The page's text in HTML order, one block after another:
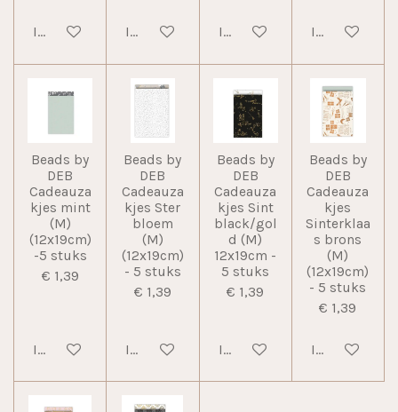
In winkelwagenIn winkelwagenIn winkelwagenIn
Beads by
DEB
Cadeauza
kjes mint
(M)
(12x19cm)
-5 stuks
€ 1,39
In winkelwagen
Beads by
DEB
Cadeauza
kjes Ster
bloem
(M)
(12x19cm)
- 5 stuks
€ 1,39
In winkelwagen
Beads by
DEB
Cadeauza
kjes Sint
black/gol
d (M)
12x19cm -
5 stuks
€ 1,39
In winkelwagen
Beads by
DEB
Cadeauza
kjes
Sinterklaa
s brons
(M)
(12x19cm)
- 5 stuks
€ 1,39
In